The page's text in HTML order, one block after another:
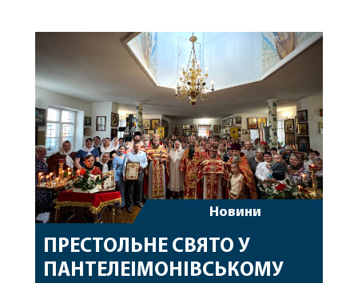
Новини
ПРЕСТОЛЬНЕ СВЯТО У
ПАНТЕЛЕІМОНІВСЬКОМУ